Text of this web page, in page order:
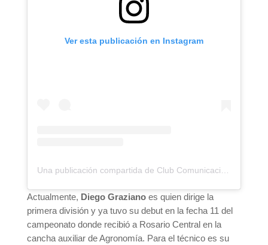
Ver esta publicación en Instagram
Actualmente, Diego Grazianoes quien dirige la
primera división y ya tuvo su debut en la fecha 11 del
campeonato donde recibió a Rosario Central en la
cancha auxiliar de Agronomía. Para el técnico es su